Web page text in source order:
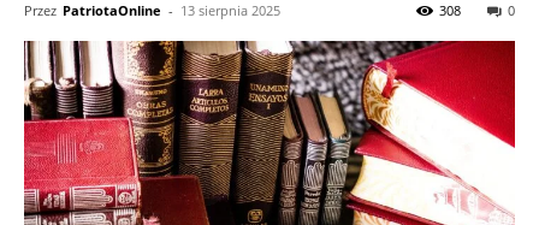
Przez PatriotaOnline - 13 sierpnia 2025 0
308